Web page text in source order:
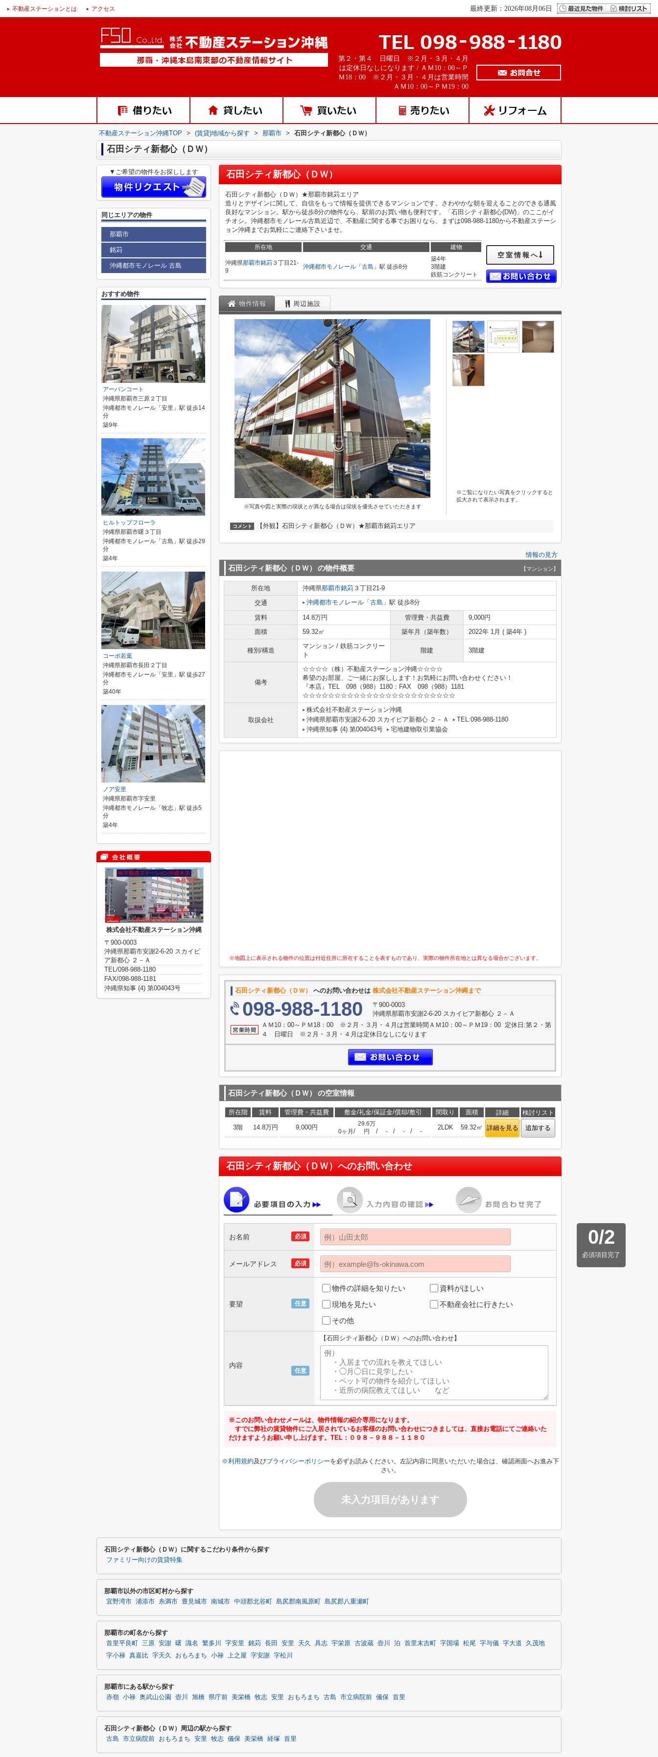
不動産ステーションとは アクセス 最終更新：2026年08月06日
第２・第４ 日曜日 ※２月・３月・４月
は定休日なしになります / ＡＭ10：00～Ｐ
Ｍ18：00 ※２月・３月・４月は営業時間
ＡＭ10：00～ＰＭ19：00
不動産ステーション沖縄TOP > (賃貸)地域から探す > 那覇市 > 石田シティ新都心（ＤＷ）
石田シティ新都心（ＤＷ）
石田シティ新都心（ＤＷ）
石田シティ新都心（ＤＷ）★那覇市銘苅エリア
造りとデザインに関して、自信をもって情報を提供できるマンションです。さわやかな朝を迎えることのできる通風
良好なマンション。駅から徒歩8分の物件なら、駅前のお買い物も便利です。「石田シティ新都心(DW)」のここがイ
チオシ。沖縄都市モノレール古島近辺で、不動産に関する事でお困りなら、まずは098-988-1180から不動産ステーシ
ョン沖縄までお気軽にご連絡下さいませ。
所在地 交通 建物
沖縄県那覇市銘苅 ３丁目21-
9
沖縄都市モノレール 「 古島 」駅 徒歩8分
築4年
3階建
鉄筋コンクリート
空室情報へ
物件情報 周辺施設
※写真や図と実際の現状とが異なる場合は現状を優先させていただきます
※ご覧になりたい写真をクリックすると
拡大されて表示されます。
コメント 【外観】石田シティ新都心（ＤＷ）★那覇市銘苅エリア
情報の見方
石田シティ新都心（ＤＷ） の物件概要 【マンション】
所在地 沖縄県那覇市銘苅 ３丁目21-9
交通
沖縄都市モノレール 「 古島 」駅 徒歩8分
賃料 14.8万円 管理費・共益費
9,000円
面積
59.32㎡ 築年月（築年数） 2022年 1月 ( 築4年 )
種別/構造
マンション / 鉄筋コンクリー
ト
階建 3階建
備考
☆☆☆☆（株）不動産ステーション沖縄☆☆☆☆
希望のお部屋、ご一緒にお探しします！お気軽にお問い合わせください！
『本店』TEL 098（988）1180：FAX 098（988）1181
☆☆☆☆☆☆☆☆☆☆☆☆☆☆☆☆☆☆☆☆☆☆☆☆
取扱会社
株式会社不動産ステーション沖縄
沖縄県那覇市安謝2-6-20 スカイピア新都心 ２－Ａ
TEL:098-988-1180
沖縄県知事 (4) 第004043号
宅地建物取引業協会
※地図上に表示される物件の位置は付近住所に所在することを表すものであり、実際の物件所在地とは異なる場合がございます。
石田シティ新都心（ＤＷ） へのお問い合わせは 株式会社不動産ステーション沖縄まで
098-988-1180
〒900-0003
沖縄県那覇市安謝2-6-20 スカイピア新都心 ２－Ａ
ＡＭ10：00～ＰＭ18：00 ※２月・３月・４月は営業時間ＡＭ10：00～ＰＭ19：00 定休日:第２・第
４ 日曜日 ※２月・３月・４月は定休日なしになります
石田シティ新都心（ＤＷ） の空室情報
所在階 賃料 管理費・共益費 敷金/礼金/保証金/償却/敷引 間取り 面積 詳細
検討リスト
3階
14.8万円 9,000円
0ヶ月 /
29.6万
円
/ - / - / -
2LDK 59.32㎡ 詳細を見る 追加する
石田シティ新都心（ＤＷ） へのお問い合わせ
0/2
必須項目完了
必須
お名前
必須
メールアドレス
任意
要望
物件の詳細を知りたい
資料がほしい
現地を見たい
不動産会社に行きたい
その他
任意
内容
【石田シティ新都心（ＤＷ）へのお問い合わせ】
※このお問い合わせメールは、物件情報の紹介専用になります。
すでに弊社の賃貸物件にご入居されているお客様のお問い合わせにつきましては、直接お電話にてご連絡いた
だけますようお願い申し上げます。TEL：０９８－９８８－１１８０
※利用規約及びプライバシーポリシーを必ずお読みください。左記内容に同意いただいた場合は、確認画面へお進み下
さい。
未入力項目があります
▼ご希望の物件をお探しします
同じエリアの物件
那覇市
銘苅
沖縄都市モノレール 古島
おすすめ物件
アーバンコート
沖縄県那覇市三原２丁目
沖縄都市モノレール「安里」駅 徒歩14
分
築9年
ヒルトップフローラ
沖縄県那覇市曙３丁目
沖縄都市モノレール「古島」駅 徒歩29
分
築4年
コーポ若葉
沖縄県那覇市長田２丁目
沖縄都市モノレール「安里」駅 徒歩27
分
築40年
ノア安里
沖縄県那覇市字安里
沖縄都市モノレール「牧志」駅 徒歩5
分
築4年
株式会社不動産ステーション沖縄
〒900-0003
沖縄県那覇市安謝2-6-20 スカイピ
ア新都心 ２－Ａ
TEL/098-988-1180
FAX/098-988-1181
沖縄県知事 (4) 第004043号
石田シティ新都心（ＤＷ）に関するこだわり条件から探す
ファミリー向けの賃貸特集
那覇市以外の市区町村から探す
宜野湾市 浦添市 糸満市 豊見城市 南城市 中頭郡北谷町 島尻郡南風原町 島尻郡八重瀬町
那覇市の町名から探す
首里平良町 三原 安謝 曙 識名 繁多川 字安里 銘苅 長田 安里 天久 具志 宇栄原 古波蔵 壺川 泊 首里末吉町 字国場 松尾 字与儀 字大道
久茂地
字小禄 真嘉比 字天久 おもろまち 小禄 上之屋 字安謝 字松川
那覇市にある駅から探す
赤嶺 小禄 奥武山公園 壺川 旭橋 県庁前 美栄橋 牧志 安里 おもろまち 古島 市立病院前 儀保 首里
石田シティ新都心（ＤＷ）周辺の駅から探す
古島 市立病院前 おもろまち 安里 牧志 儀保 美栄橋 経塚 首里